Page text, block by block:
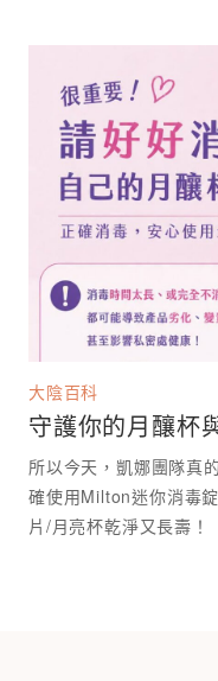
大陰百科
守護你的月釀杯
所以今天，凱娜團隊真
確使用Milton迷你消毒